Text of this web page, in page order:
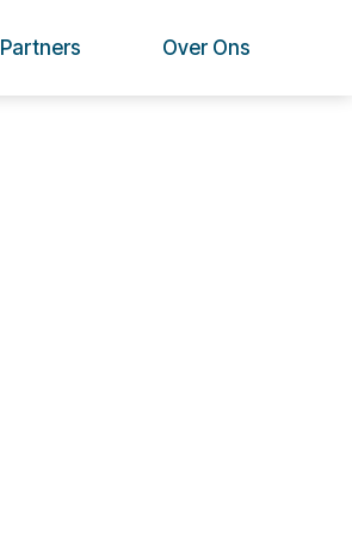
Partners Over Ons